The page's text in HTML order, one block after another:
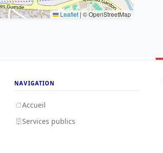
Leaflet | © OpenStreetMap
NAVIGATION
Accueil
Services publics